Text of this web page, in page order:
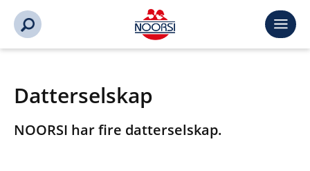
Datterselskap
NOORSI har fire datterselskap.